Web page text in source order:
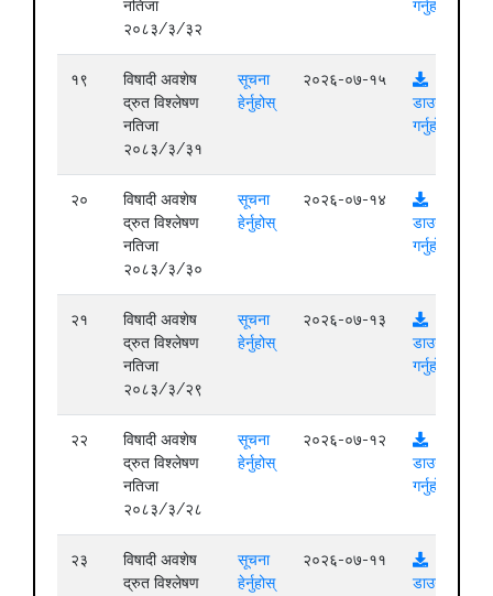
नतिजा
२०८३/३/३२
गर्नुहोस्
१९
विषादी अवशेष
द्रुत विश्लेषण
नतिजा
२०८३/३/३१
सूचना
हेर्नुहोस्
२०२६-०७-१५
डाउनलोड
गर्नुहोस्
२०
विषादी अवशेष
द्रुत विश्लेषण
नतिजा
२०८३/३/३०
सूचना
हेर्नुहोस्
२०२६-०७-१४
डाउनलोड
गर्नुहोस्
२१
विषादी अवशेष
द्रुत विश्लेषण
नतिजा
२०८३/३/२९
सूचना
हेर्नुहोस्
२०२६-०७-१३
डाउनलोड
गर्नुहोस्
२२
विषादी अवशेष
द्रुत विश्लेषण
नतिजा
२०८३/३/२८
सूचना
हेर्नुहोस्
२०२६-०७-१२
डाउनलोड
गर्नुहोस्
२३
विषादी अवशेष
द्रुत विश्लेषण
सूचना
हेर्नुहोस्
२०२६-०७-११
डाउनलोड